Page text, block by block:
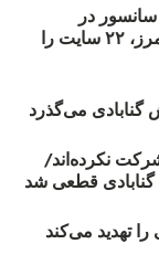
با سانسور در
اینترنت: #آزادی هم‌آیند گزارشگران‌ بدون مرز، ۲۲ سایت را
می‌گذرد
شرکت نکرده‌اند/
تهدید می‌کند